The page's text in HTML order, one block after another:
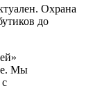
Охрана
до
Мы